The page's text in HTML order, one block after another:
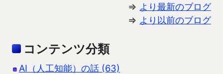
⇒ より最新のブログ
⇒ より以前のブログ
コンテンツ分類
AI（人工知能）の話 (63)